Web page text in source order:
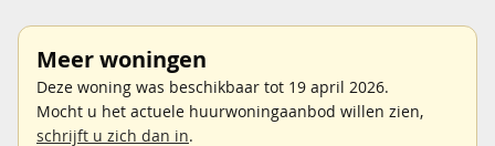
Meer woningen
Deze woning was beschikbaar tot 19 april 2026.
Mocht u het actuele huurwoningaanbod willen zien,
schrijft u zich dan in.